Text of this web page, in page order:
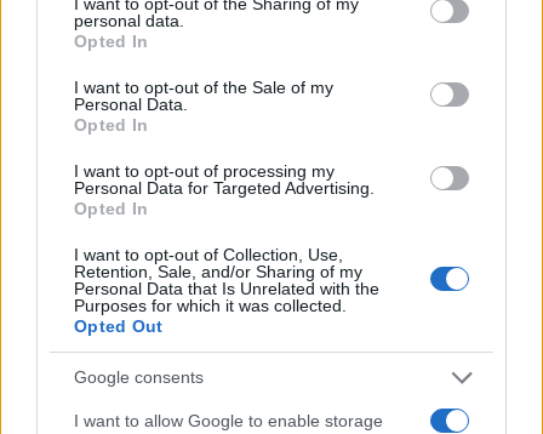
grant or deny consent to Google and its third-party tags to
use your data for below specified purposes in below Google
consent section.
personal data.
Opted In
I want to opt-out of the Sale of my
Personal Data.
Opted In
I want to opt-out of processing my
Personal Data for Targeted Advertising.
Opted In
I want to opt-out of Collection, Use,
Retention, Sale, and/or Sharing of my
Personal Data that Is Unrelated with the
Purposes for which it was collected.
Opted Out
Google consents
I want to allow Google to enable storage